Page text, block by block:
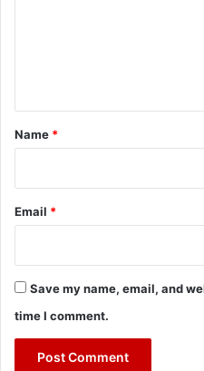
*
Name *
Email *
Save my name, email, and
time I comment.